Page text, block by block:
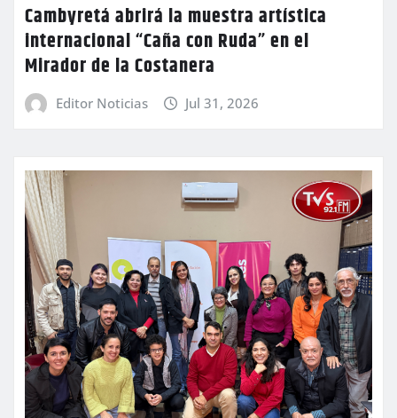
Cambyretá abrirá la muestra artística
internacional “Caña con Ruda” en el
Mirador de la Costanera
Editor Noticias Jul 31, 2026